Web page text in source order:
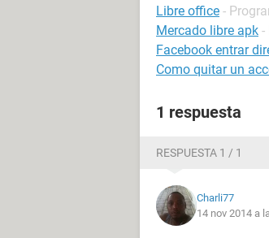
Libre office -
Mercado libre apk -
Facebook entrar
Como quitar un
1 respuesta
RESPUESTA 1 / 1
Charli77
14 nov 2014 a